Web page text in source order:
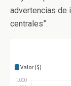
advertencias de
centrales”.